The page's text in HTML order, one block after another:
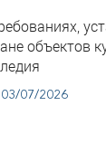
объектов
03/07/2026